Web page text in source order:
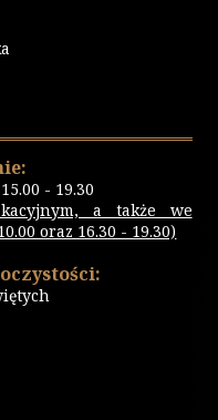
- 19.30
a także we
oraz 16.30 - 19.30)